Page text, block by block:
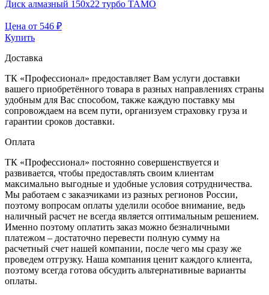
Диск алмазный 150х22 турбо TAMO
Цена от 546 ₽
Купить
Доставка
ТК «Профессионал» предоставляет Вам услуги доставки
вашего приобретённого товара в разных направлениях страны
удобным для Вас способом, также каждую поставку мы
сопровождаем на всем пути, организуем страховку груза и
гарантии сроков доставки.
Оплата
ТК «Профессионал» постоянно совершенствуется и
развивается, чтобы предоставлять своим клиентам
максимально выгодные и удобные условия сотрудничества.
Мы работаем с заказчиками из разных регионов России,
поэтому вопросам оплаты уделили особое внимание, ведь
наличный расчет не всегда является оптимальным решением.
Именно поэтому оплатить заказ можно безналичными
платежом – достаточно перевести полную сумму на
расчетный счет нашей компании, после чего мы сразу же
проведем отгрузку. Наша компания ценит каждого клиента,
поэтому всегда готова обсудить альтернативные варианты
оплаты.